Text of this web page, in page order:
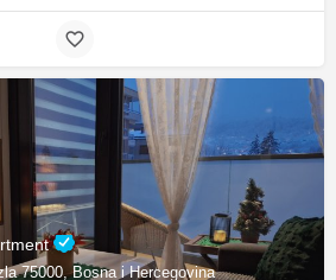
75000, Bosna i Hercegovina